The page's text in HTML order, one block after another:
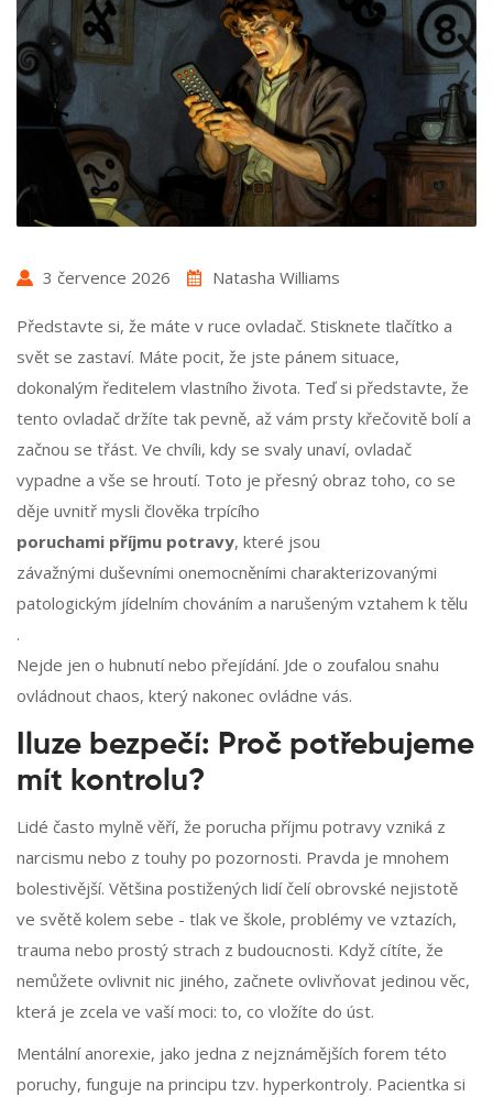
3 července 2026 Natasha Williams
Představte si, že máte v ruce ovladač. Stisknete tlačítko a
svět se zastaví. Máte pocit, že jste pánem situace,
dokonalým ředitelem vlastního života. Teď si představte, že
tento ovladač držíte tak pevně, až vám prsty křečovitě bolí a
začnou se třást. Ve chvíli, kdy se svaly unaví, ovladač
vypadne a vše se hroutí. Toto je přesný obraz toho, co se
děje uvnitř mysli člověka trpícího
poruchami příjmu potravy, které jsou
závažnými duševními onemocněními charakterizovanými
patologickým jídelním chováním a narušeným vztahem k tělu
.
Nejde jen o hubnutí nebo přejídání. Jde o zoufalou snahu
ovládnout chaos, který nakonec ovládne vás.
Iluze bezpečí: Proč potřebujeme
mít kontrolu?
Lidé často mylně věří, že porucha příjmu potravy vzniká z
narcismu nebo z touhy po pozornosti. Pravda je mnohem
bolestivější. Většina postižených lidí čelí obrovské nejistotě
ve světě kolem sebe - tlak ve škole, problémy ve vztazích,
trauma nebo prostý strach z budoucnosti. Když cítíte, že
nemůžete ovlivnit nic jiného, začnete ovlivňovat jedinou věc,
která je zcela ve vaší moci: to, co vložíte do úst.
Mentální anorexie, jako jedna z nejznámějších forem této
poruchy, funguje na principu tzv. hyperkontroly. Pacientka si